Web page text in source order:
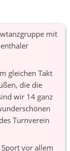
mit
gleichen Takt
die die
wir 14 ganz
Turnverein
vor allem